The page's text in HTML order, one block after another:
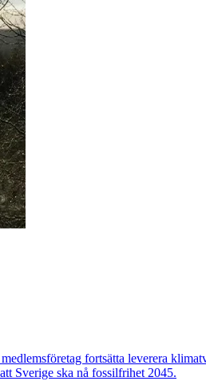
fortsätta leverera
Sverige ska nå fossilfrihet 2045.